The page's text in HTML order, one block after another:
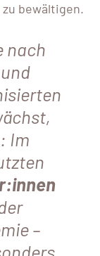
bewältigen.
nach
Im
–